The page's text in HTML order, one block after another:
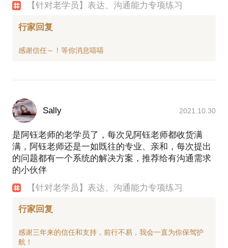
【针对老学员】表达、沟通能力专项练习
行家回复
Sally 2021.10.30
是阿钰老师的老学员了，每次见阿钰老师都收货满
满，阿钰老师还是一如既往的专业、亲和，每次提出
的问题都有一个系统的解决方案，推荐给有沟通需求
的小伙伴
【针对老学员】表达、沟通能力专项练习
行家回复
感谢三年来的信任和支持，前行不易，我会一直为你保驾护